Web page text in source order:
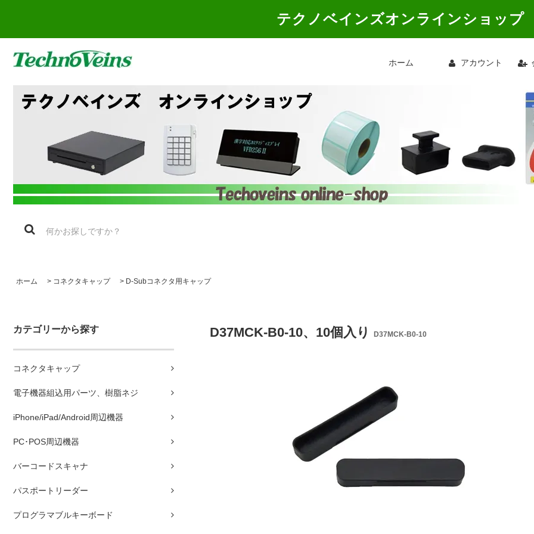
テクノベインズオンラインショップ
ホーム アカウント
ホーム > コネクタキャップ > D-Subコネクタ用キャップ
カテゴリーから探す
コネクタキャップ
電子機器組込用パーツ、樹脂ネジ
iPhone/iPad/Android周辺機器
PC･POS周辺機器
バーコードスキャナ
パスポートリーダー
プログラマブルキーボード
D37MCK-B0-10、10個入り D37MCK-B0-10